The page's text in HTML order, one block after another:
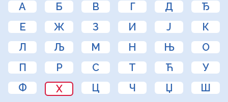
А Б В Г Д
Ђ
Е
Ж З И Ј
К
Л
Љ М Н Њ
О
П
Р С Т Ћ
У
Ф
Х Ц Ч Џ Ш